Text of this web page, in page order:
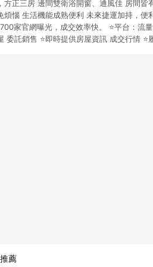
方正三房 邊間雙衛浴開窗、通風佳 房間
煩惱 生活機能成熟便利 未來捷運加持，便
家官網曝光，成交效率快。 ⭐️平台：流
委託銷售 ⭐️即時提供房屋資訊 成交行情
薦